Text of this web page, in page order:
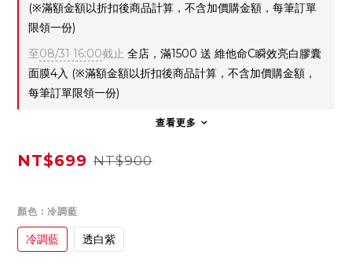
(※滿額金額以折扣後商品計算，不含加價購金額，每筆訂單
限領一份)
至08/31 16:00截止 全店，滿1500 送 維他命C瞬效亮白膠囊
面膜4入 (※滿額金額以折扣後商品計算，不含加價購金額，
每筆訂單限領一份)
查看更多
NT$699 NT$900
顏色 : 冷調藍
冷調藍 透白紫